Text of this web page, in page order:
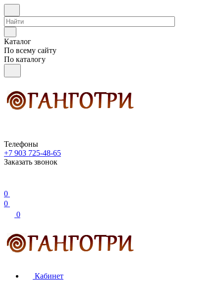
Каталог
По всему сайту
По каталогу
Телефоны
+7 903 725-48-65
Заказать звонок
0
0
0
Кабинет